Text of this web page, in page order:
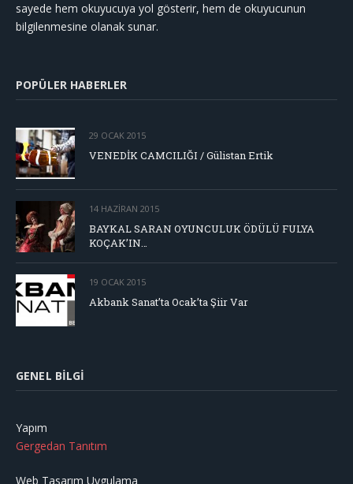
sayede hem okuyucuya yol gösterir, hem de okuyucunun
bilgilenmesine olanak sunar.
POPÜLER HABERLER
29 OCAK 2015
VENEDİK CAMCILIĞI / Gülistan Ertik
14 HAZIRAN 2015
BAYKAL SARAN OYUNCULUK ÖDÜLÜ FULYA
KOÇAK’IN…
19 OCAK 2015
Akbank Sanat’ta Ocak’ta Şiir Var
GENEL BILGI
Yapım
Gergedan Tanıtım
Web Tasarım Uygulama